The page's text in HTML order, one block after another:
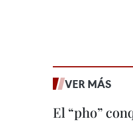
VER MÁS
El “pho”